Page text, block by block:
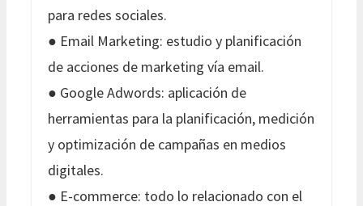
para redes sociales.
● Email Marketing: estudio y planificación
de acciones de marketing vía email.
● Google Adwords: aplicación de
herramientas para la planificación, medición
y optimización de campañas en medios
digitales.
● E-commerce: todo lo relacionado con el